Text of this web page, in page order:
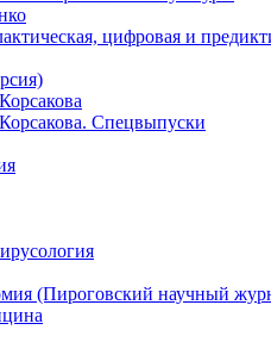
цифровая и
Спецвыпуски
(Пироговский научный